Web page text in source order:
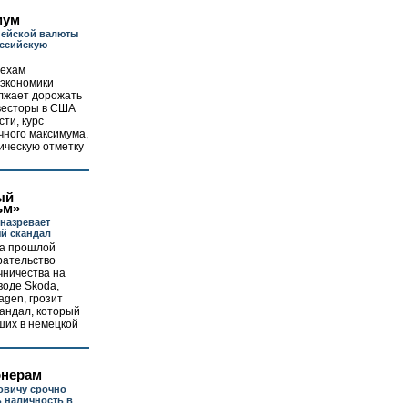
валюты
дорожать
в США
курс
максимума,
отметку
скандал
прошлой
на
Skoda,
грозит
который
в немецкой
срочно
наличность в